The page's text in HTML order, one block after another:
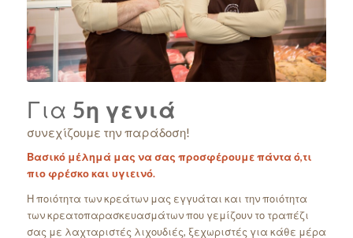
Για 5η γενιά
συνεχίζουμε την παράδοση!
Βασικό μέλημά μας να σας προσφέρουμε πάντα ό,τι
πιο φρέσκο και υγιεινό.
Η ποιότητα των κρεάτων μας εγγυάται και την ποιότητα
των κρεατοπαρασκευασμάτων που γεμίζουν το τραπέζι
σας με λαχταριστές λιχουδιές, ξεχωριστές για κάθε μέρα